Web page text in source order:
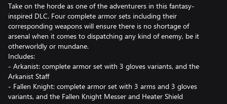
Take on the horde as one of the adventurers in this fantasy-
inspired DLC. Four complete armor sets including their
corresponding weapons will ensure there is no shortage of
arsenal when it comes to dispatching any kind of enemy, be it
otherworldly or mundane.
Includes:
- Arkanist: complete armor set with 3 gloves variants, and the
Arkanist Staff
- Fallen Knight: complete armor set with 3 arms and 3 gloves
variants, and the Fallen Knight Messer and Heater Shield